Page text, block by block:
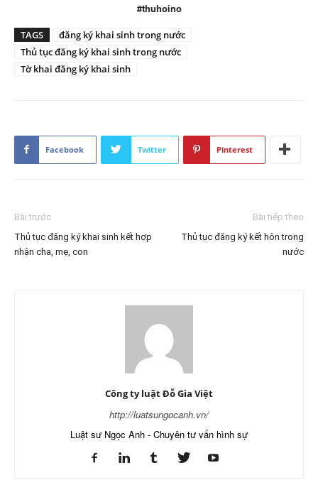
#thuhoino
TAGS
đăng ký khai sinh trong nước
Thủ tục đăng ký khai sinh trong nước
Tờ khai đăng ký khai sinh
Facebook Twitter Pinterest
Bài trước
Thủ tục đăng ký khai sinh kết hợp
nhận cha, mẹ, con
Bài tiếp theo
Thủ tục đăng ký kết hôn trong
nước
Công ty luật Đỗ Gia Việt
http://luatsungocanh.vn/
Luật sư Ngọc Anh - Chuyên tư vấn hình sự